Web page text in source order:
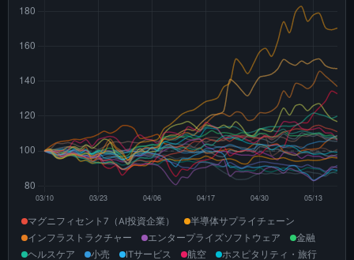
マグニフィセント7（AI投資企業）
半導体サプライチェーン
インフラストラクチャー
エンタープライズソフトウェア
金融
ヘルスケア
小売 ITサービス 航空
ホスピタリティ・旅行